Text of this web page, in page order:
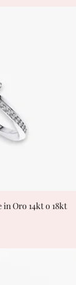
Oro 14kt o 18kt